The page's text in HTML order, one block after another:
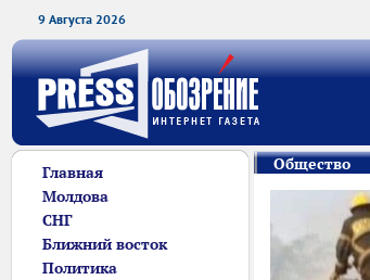
9 Августа 2026
Главная
Молдова
СНГ
Ближний восток
Политика
Общество